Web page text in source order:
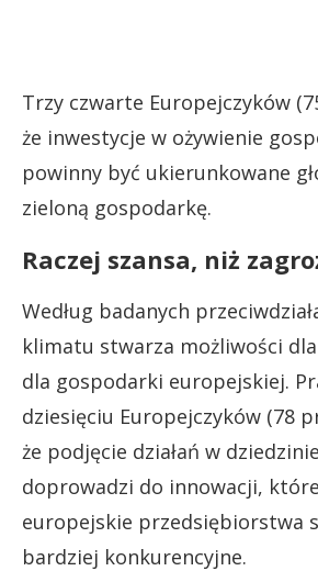
Trzy czwarte Europejczyków
że inwestycje w ożywienie
powinny być ukierunkowane
zieloną gospodarkę.
Raczej szansa, niż
Według badanych
klimatu stwarza możliwości
dla gospodarki europejskiej.
dziesięciu Europejczyków (78
że podjęcie działań w
doprowadzi do innowacji,
europejskie przedsiębiorstwa
bardziej konkurencyjne.